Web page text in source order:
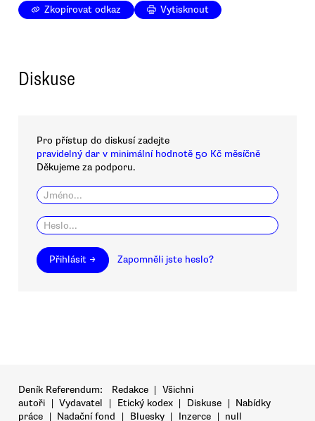
Zkopírovat odkaz Vytisknout
Diskuse
Pro přístup do diskusí zadejte
pravidelný dar v minimální hodnotě 50 Kč měsíčně
Děkujeme za podporu.
Přihlásit → Zapomněli jste heslo?
Deník Referendum: Redakce | Všichni
autoři | Vydavatel | Etický kodex | Diskuse | Nabídky
práce | Nadační fond | Bluesky | Inzerce | null